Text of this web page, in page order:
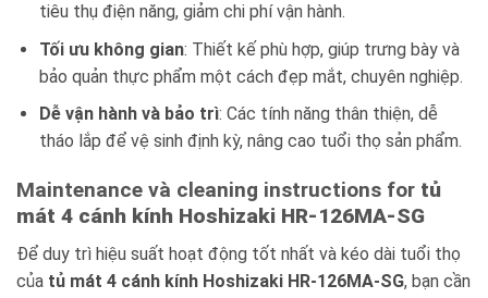
tiêu thụ điện năng, giảm chi phí vận hành.
Tối ưu không gian: Thiết kế phù hợp, giúp trưng bày và
bảo quản thực phẩm một cách đẹp mắt, chuyên nghiệp.
Dễ vận hành và bảo trì: Các tính năng thân thiện, dễ
tháo lắp để vệ sinh định kỳ, nâng cao tuổi thọ sản phẩm.
Maintenance và cleaning instructions for tủ
mát 4 cánh kính Hoshizaki HR-126MA-SG
Để duy trì hiệu suất hoạt động tốt nhất và kéo dài tuổi thọ
của tủ mát 4 cánh kính Hoshizaki HR-126MA-SG, bạn cần